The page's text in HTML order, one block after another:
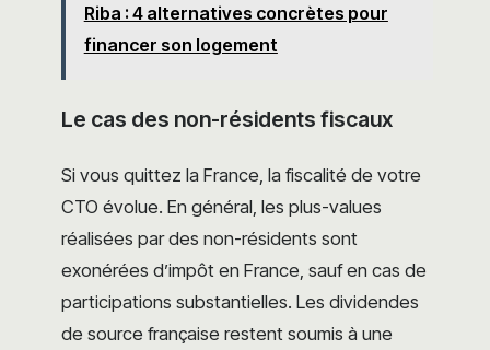
Riba : 4 alternatives concrètes pour
financer son logement
Le cas des non-résidents fiscaux
Si vous quittez la France, la fiscalité de votre
CTO évolue. En général, les plus-values
réalisées par des non-résidents sont
exonérées d’impôt en France, sauf en cas de
participations substantielles. Les dividendes
de source française restent soumis à une